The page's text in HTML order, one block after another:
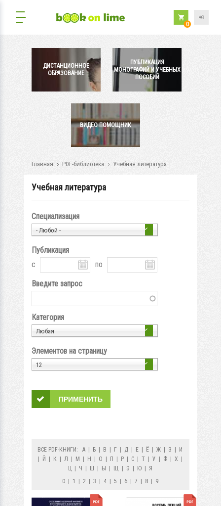
0
ДИСТАНЦИОННОЕ
ОБРАЗОВАНИЕ
ПУБЛИКАЦИЯ
МОНОГРАФИЙ И УЧЕБНЫХ
ПОСОБИЙ
ВИДЕО ПОМОЩНИК
Главная PDF-библиотека Учебная литература
Учебная литература
Специализация
- Любой -
Публикация
с
по
Введите запрос
Категория
Любая
Элементов на страницу
12
ВСЕ PDF-КНИГИ: А Б В Г Д Е Ё Ж З
И
Й К Л М Н О П Р С Т У Ф Х
Ц
Ч Ш Ы Щ Э Ю
Я
0
1 2 3 4 5 6 7 8 9